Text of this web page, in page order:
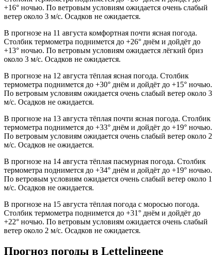
+16° ночью. По ветровым условиям ожидается очень слабый
ветер около 3 м/с. Осадков не ожидается.
В прогнозе на 11 августа комфортная почти ясная погода.
Столбик термометра поднимется до +26° днём и дойдёт до
+13° ночью. По ветровым условиям ожидается лёгкий бриз
около 3 м/с. Осадков не ожидается.
В прогнозе на 12 августа тёплая ясная погода. Столбик
термометра поднимется до +30° днём и дойдёт до +15° ночью.
По ветровым условиям ожидается очень слабый ветер около 3
м/с. Осадков не ожидается.
В прогнозе на 13 августа тёплая почти ясная погода. Столбик
термометра поднимется до +33° днём и дойдёт до +19° ночью.
По ветровым условиям ожидается очень слабый ветер около 2
м/с. Осадков не ожидается.
В прогнозе на 14 августа тёплая пасмурная погода. Столбик
термометра поднимется до +34° днём и дойдёт до +19° ночью.
По ветровым условиям ожидается очень слабый ветер около 1
м/с. Осадков не ожидается.
В прогнозе на 15 августа тёплая погода с моросью погода.
Столбик термометра поднимется до +31° днём и дойдёт до
+22° ночью. По ветровым условиям ожидается очень слабый
ветер около 2 м/с. Осадков не ожидается.
Прогноз погоды в Lettelingenе